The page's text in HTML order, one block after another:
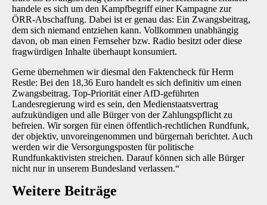
handele es sich um den Kampfbegriff einer Kampagne zur
ÖRR-Abschaffung. Dabei ist er genau das: Ein Zwangsbeitrag,
dem sich niemand entziehen kann. Vollkommen unabhängig
davon, ob man einen Fernseher bzw. Radio besitzt oder diese
fragwürdigen Inhalte überhaupt konsumiert.
Gerne übernehmen wir diesmal den Faktencheck für Herrn
Restle: Bei den 18,36 Euro handelt es sich definitiv um einen
Zwangsbeitrag. Top-Priorität einer AfD-geführten
Landesregierung wird es sein, den Medienstaatsvertrag
aufzukündigen und alle Bürger von der Zahlungspflicht zu
befreien. Wir sorgen für einen öffentlich-rechtlichen Rundfunk,
der objektiv, unvoreingenommen und bürgernah berichtet. Auch
werden wir die Versorgungsposten für politische
Rundfunkaktivisten streichen. Darauf können sich alle Bürger
nicht nur in unserem Bundesland verlassen.“
Weitere Beiträge